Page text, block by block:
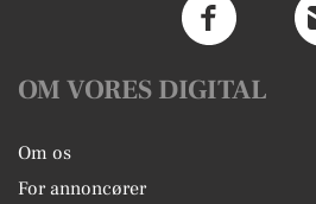
OM VORES DIGITAL
Om os
For annoncører